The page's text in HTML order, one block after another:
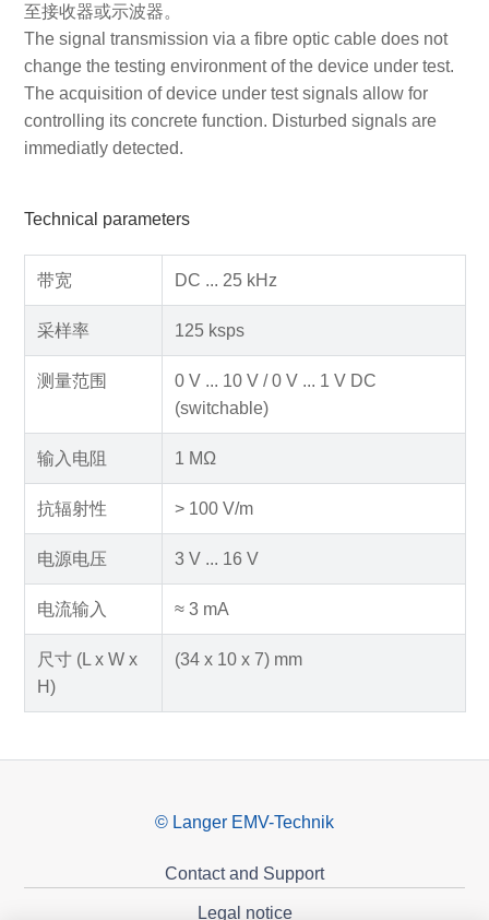
至接收器或示波器。
The signal transmission via a fibre optic cable does not
change the testing environment of the device under test.
The acquisition of device under test signals allow for
controlling its concrete function. Disturbed signals are
immediatly detected.
Technical parameters
带宽 DC ... 25 kHz
采样率 125 ksps
测量范围
0 V ... 10 V / 0 V ... 1 V DC
(switchable)
输入电阻 1 MΩ
抗辐射性 > 100 V/m
电源电压 3 V ... 16 V
电流输入 ≈ 3 mA
尺寸 (L x W x
H)
(34 x 10 x 7) mm
© Langer EMV-Technik
Contact and Support
Legal notice